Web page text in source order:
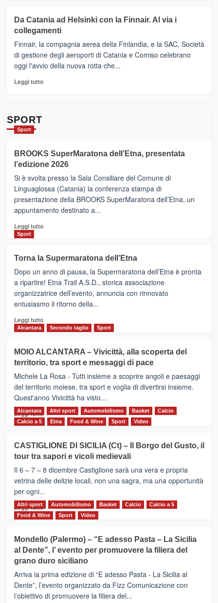
tappe
dell’enoturismo
RANDAZZO
–
Ci
siamo
quasi….
pronti
per
Da Catania ad Helsinki con la Finnair. Al via i
collegamenti
Finnair, la compagnia aerea della Finlandia, e la SAC, Società
di gestione degli aeroporti di Catania e Comiso celebrano
oggi l'avvio della nuova rotta che...
Leggi tuttoLeggi
con
la
Al
via
i
collegamenti
SPORT
Sport
BROOKS SuperMaratona dell’Etna, presentata
l’edizione 2026
Si è svolta presso la Sala Consiliare del Comune di
Linguaglossa (Catania) la conferenza stampa di
presentazione della BROOKS SuperMaratona dell’Etna, un
appuntamento destinato a...
Leggi tuttoLeggi
BROOKS
SuperMaratona
dell’Etna,
presentata
l’edizione
2026
Sport
Torna la Supermaratona dell’Etna
Dopo un anno di pausa, la Supermaratona dell’Etna è pronta
a ripartire! Etna Trail A.S.D., storica associazione
organizzatrice dell’evento, annuncia con rinnovato
entusiasmo il ritorno della...
Leggi tuttoLeggi
Torna
la
Supermaratona
dell’Etna
Alcantara Secondo taglio Sport
MOIO ALCANTARA – Vivicittà, alla scoperta del
territorio, tra sport e messaggi di pace
Michele La Rosa - Tutti insieme a scoprire angoli e paesaggi
del territorio moiese, tra sport e voglia di divertirsi insieme.
Quest'anno Vivicittà ha visto...
Leggi tutto Leggi
MOIO
ALCANTARA
–
Vivicittà,
alla
scoperta
del
territorio,
e
messaggi
di
Alcantara Altri sport Automobilismo Basket
Calcio
Calcio a 5
Etna Food & Wine Sport Video
CASTIGLIONE DI SICILIA (Ct) – Il Borgo del Gusto, il
tour tra sapori e vicoli medievali
Il 6 – 7 – 8 dicembre Castiglione sarà una vera e propria
vetrina delle delizie locali, non una sagra, ma una opportunità
per ogni...
Leggi tuttoLeggi
di
CASTIGLIONE
DI
SICILIA
(Ct)
–
Il
Borgo
Altri sport Automobilismo Basket Calcio
Calcio a 5
Food & Wine
Sport Video
Mondello (Palermo) – “E adesso Pasta – La Sicilia
al Dente”, l’ evento per promuovere la filiera del
grano duro siciliano
Arriva la prima edizione di “E adesso Pasta - La Sicilia al
Dente”, l’evento organizzato da Fizz Comunicazione con
l’obiettivo di promuovere la filiera del...